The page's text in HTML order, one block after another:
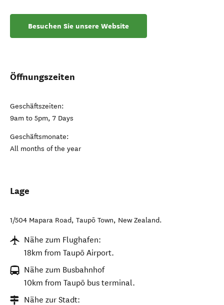
Besuchen Sie unsere Website
Öffnungszeiten
Geschäftszeiten:
9am to 5pm, 7 Days
Geschäftsmonate:
All months of the year
Lage
1/504 Mapara Road, Taupō Town, New Zealand.
Nähe zum Flughafen:
18km from Taupō Airport.
Nähe zum Busbahnhof
10km from Taupō bus terminal.
Nähe zur Stadt: